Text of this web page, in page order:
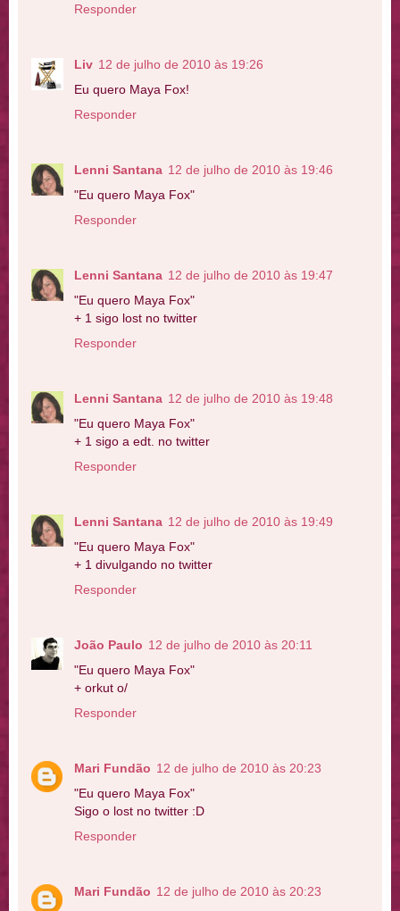
Responder
Liv 12 de julho de 2010 às 19:26
Eu quero Maya Fox!
Responder
Lenni Santana 12 de julho de 2010 às 19:46
"Eu quero Maya Fox"
Responder
Lenni Santana 12 de julho de 2010 às 19:47
"Eu quero Maya Fox"
+ 1 sigo lost no twitter
Responder
Lenni Santana 12 de julho de 2010 às 19:48
"Eu quero Maya Fox"
+ 1 sigo a edt. no twitter
Responder
Lenni Santana 12 de julho de 2010 às 19:49
"Eu quero Maya Fox"
+ 1 divulgando no twitter
Responder
João Paulo 12 de julho de 2010 às 20:11
"Eu quero Maya Fox"
+ orkut o/
Responder
Mari Fundão 12 de julho de 2010 às 20:23
"Eu quero Maya Fox"
Sigo o lost no twitter :D
Responder
Mari Fundão 12 de julho de 2010 às 20:23